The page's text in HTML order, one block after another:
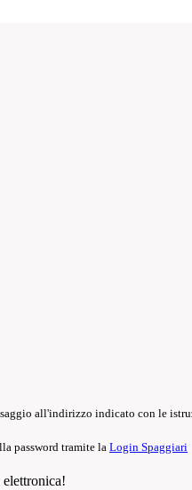
all'indirizzo indicato con le
password tramite la Login Spaggiari